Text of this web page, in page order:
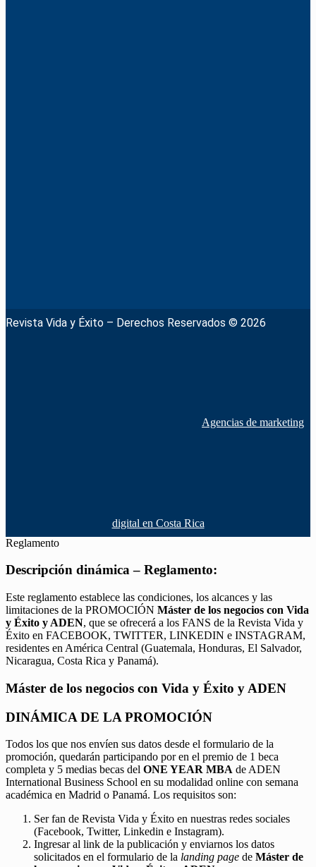
Revista Vida y Éxito – Derechos Reservados © 2026
Agencias de marketing
digital en Costa Rica
Reglamento
Descripción dinámica – Reglamento:
Este reglamento establece las condiciones, los alcances y las
limitaciones de la PROMOCIÓN Máster de los negocios con Vida
y Éxito y ADEN, que se ofrecerá a los FANS de la Revista Vida y
Éxito en FACEBOOK, TWITTER, LINKEDIN e INSTAGRAM,
residentes en América Central (Guatemala, Honduras, El Salvador,
Nicaragua, Costa Rica y Panamá).
Máster de los negocios con Vida y Éxito y ADEN
DINÁMICA DE LA PROMOCIÓN
Todos los que nos envíen sus datos desde el formulario de la
promoción, quedarán participando por en el premio de 1 beca
completa y 5 medias becas del ONE YEAR MBA de ADEN
International Business School en su modalidad online con semana
académica en Madrid o Panamá. Los requisitos son:
Ser fan de Revista Vida y Éxito en nuestras redes sociales
(Facebook, Twitter, Linkedin e Instagram).
Ingresar al link de la publicación y enviarnos los datos
solicitados en el formulario de la landing page de Máster de